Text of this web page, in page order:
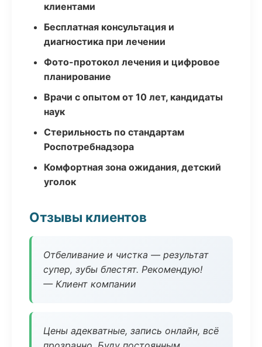
клиентами
Бесплатная консультация и
диагностика при лечении
Фото-протокол лечения и цифровое
планирование
Врачи с опытом от 10 лет, кандидаты
наук
Стерильность по стандартам
Роспотребнадзора
Комфортная зона ожидания, детский
уголок
Отзывы клиентов
Отбеливание и чистка — результат
супер, зубы блестят. Рекомендую!
— Клиент компании
Цены адекватные, запись онлайн, всё